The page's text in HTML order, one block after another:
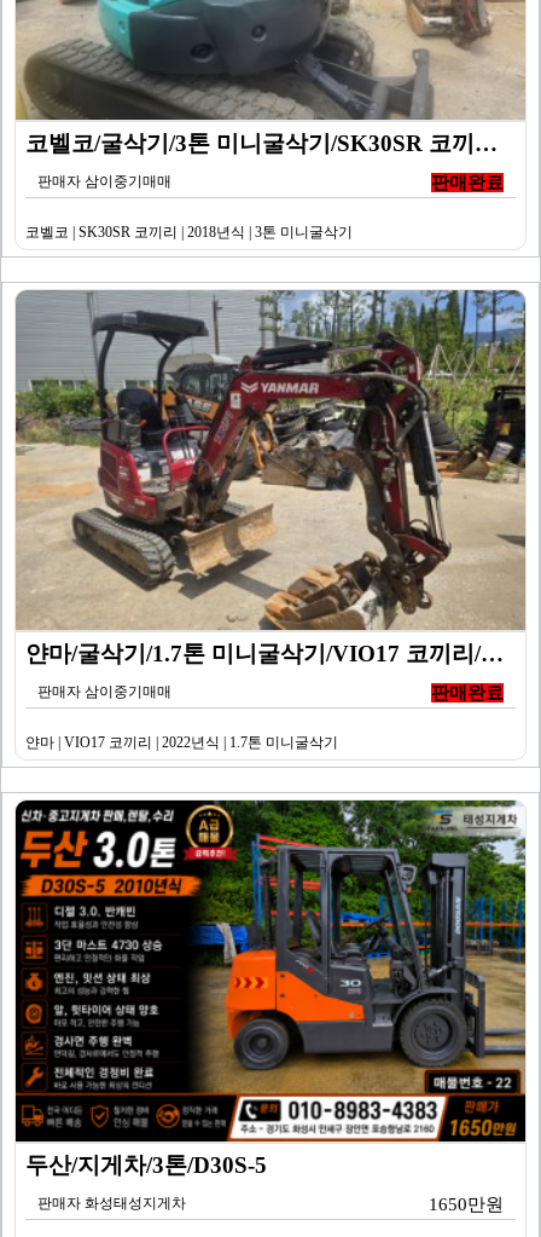
코벨코/굴삭기/3톤 미니굴삭기/SK30SR 코끼리/20…
판매자 삼이중기매매 판매완료
코벨코 | SK30SR 코끼리 | 2018년식 | 3톤 미니굴삭기
얀마/굴삭기/1.7톤 미니굴삭기/VIO17 코끼리/20…
판매자 삼이중기매매 판매완료
얀마 | VIO17 코끼리 | 2022년식 | 1.7톤 미니굴삭기
두산/지게차/3톤/D30S-5
판매자 화성태성지게차 1650만원